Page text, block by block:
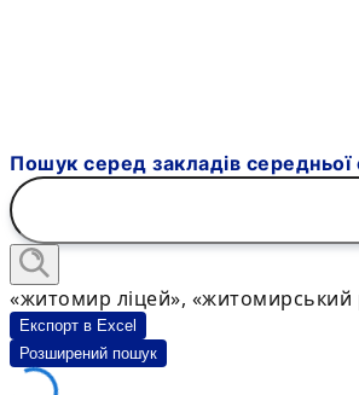
Пошук серед закладів середньої
«житомир ліцей», «житомирський
Експорт в Excel
Розширений пошук